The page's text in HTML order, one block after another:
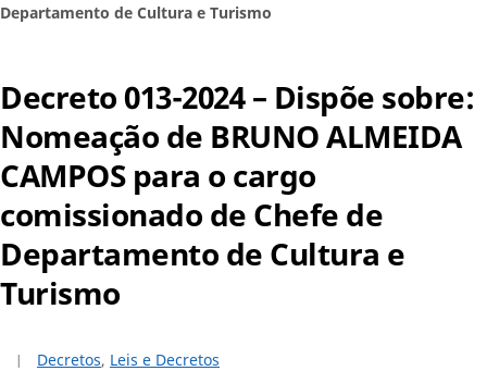
Departamento de Cultura e Turismo
Decreto 013-2024 – Dispõe sobre:
Nomeação de BRUNO ALMEIDA
CAMPOS para o cargo
comissionado de Chefe de
Departamento de Cultura e
Turismo
Decretos, Leis e Decretos